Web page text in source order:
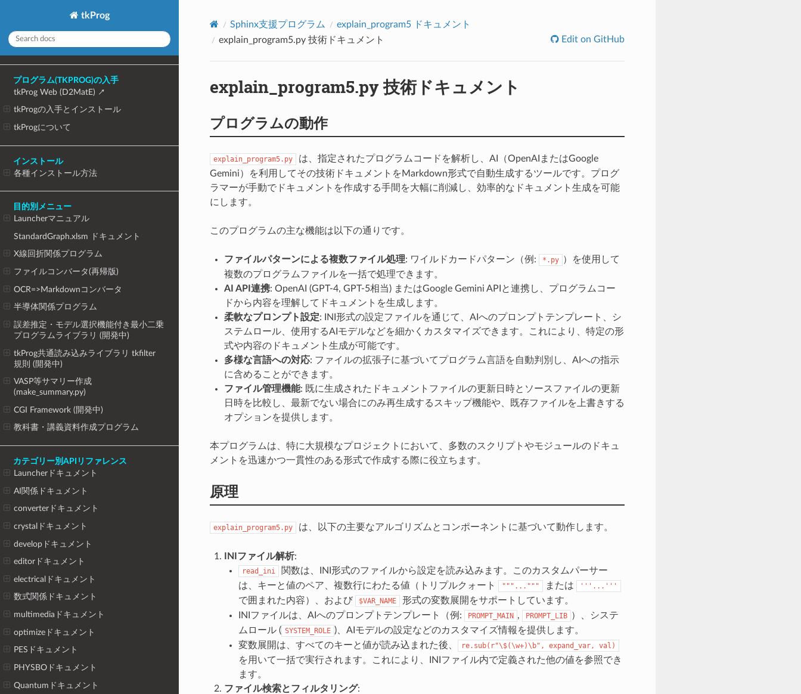
tkProg
プログラム(TKPROG)の入手
tkProg Web (D2MatE)
tkProgの入手とインストール
tkProgについて
インストール
各種インストール方法
目的別メニュー
Launcherマニュアル
StandardGraph.xlsm ドキュメント
X線回折関係プログラム
ファイルコンバータ(再帰版)
OCR=>Markdownコンバータ
半導体関係プログラム
誤差推定・モデル選択機能付き最小二乗
プログラムライブラリ (開発中)
tkProg共通読み込みライブラリ tkfilter
規則 (開発中)
VASP等サマリー作成
(make_summary.py)
CGI Framework (開発中)
教科書・講義資料作成プログラム
カテゴリー別APIリファレンス
Launcherドキュメント
AI関係ドキュメント
converterドキュメント
crystalドキュメント
developドキュメント
editorドキュメント
electricalドキュメント
数式関係ドキュメント
multimediaドキュメント
optimizeドキュメント
PESドキュメント
PHYSBOドキュメント
Quantumドキュメント
Sphinx支援プログラム
explain_program5 ドキュメント
explain_program5.py 技術ドキュメント
Edit on GitHub
explain_program5.py 技術ドキュメント
プログラムの動作
explain_program5.py
は、指定されたプログラムコードを解析し、AI（OpenAIまたはGoogle
Gemini）を利用してその技術ドキュメントをMarkdown形式で自動生成するツールです。プログ
ラマーが手動でドキュメントを作成する手間を大幅に削減し、効率的なドキュメント生成を可能
にします。
このプログラムの主な機能は以下の通りです。
ファイルパターンによる複数ファイル処理: ワイルドカードパターン（例: *.py ）を使用して
複数のプログラムファイルを一括で処理できます。
AI API連携: OpenAI (GPT-4, GPT-5相当) またはGoogle Gemini APIと連携し、プログラムコー
ドから内容を理解してドキュメントを生成します。
柔軟なプロンプト設定: INI形式の設定ファイルを通じて、AIへのプロンプトテンプレート、シ
ステムロール、使用するAIモデルなどを細かくカスタマイズできます。これにより、特定の形
式や内容のドキュメント生成が可能です。
多様な言語への対応: ファイルの拡張子に基づいてプログラム言語を自動判別し、AIへの指示
に含めることができます。
ファイル管理機能: 既に生成されたドキュメントファイルの更新日時とソースファイルの更新
日時を比較し、最新でない場合にのみ再生成するスキップ機能や、既存ファイルを上書きする
オプションを提供します。
本プログラムは、特に大規模なプロジェクトにおいて、多数のスクリプトやモジュールのドキュ
メントを迅速かつ一貫性のある形式で作成する際に役立ちます。
原理
explain_program5.py は、以下の主要なアルゴリズムとコンポーネントに基づいて動作します。
INIファイル解析:
read_ini
関数は、INI形式のファイルから設定を読み込みます。このカスタムパーサー
は、キーと値のペア、複数行にわたる値（トリプルクォート
"""...""" または '''...'''
で囲まれた内容）、および $VAR_NAME
形式の変数展開をサポートしています。
INIファイルは、AIへのプロンプトテンプレート（例:
PROMPT_MAIN , PROMPT_LIB ）、システ
ムロール ( SYSTEM_ROLE )、AIモデルの設定などのカスタマイズ情報を提供します。
変数展開は、すべてのキーと値が読み込まれた後、
re.sub(r"\$(\w+)\b", expand_var, val)
を用いて一括で実行されます。これにより、INIファイル内で定義された他の値を参照でき
ます。
ファイル検索とフィルタリング: